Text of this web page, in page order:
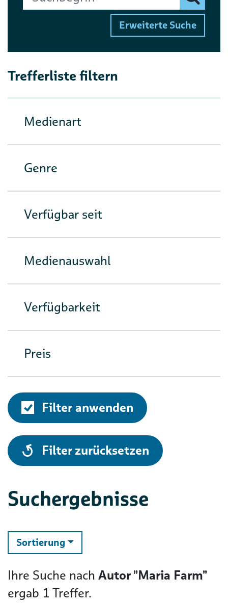
Finden
Erweiterte Suche
Trefferliste filtern
Medienart
Genre
Verfügbar seit
Medienauswahl
Verfügbarkeit
Preis
Filter anwenden
alle
Filter zurücksetzen
Suchergebnisse
Sortierung ändern
Ihre Suche nach Autor "Maria Farm"
ergab 1 Treffer.